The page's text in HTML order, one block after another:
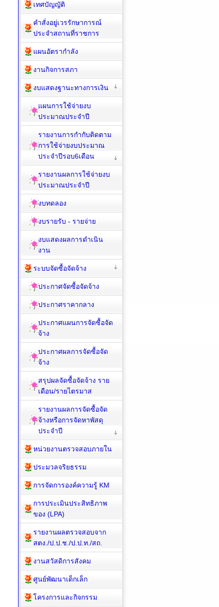
เทศบัญญัติ
คำสั่งอยู่เวรรักษาการณ์
ประจำสถานที่ราชการ
แผนอัตรากำลัง
งานกิจการสภา
งบแสดงฐานะทางการเงิน
แผนการใช้จ่ายงบ
ประมาณประจำปี
รายงานการกำกับติดตาม
การใช้จ่ายงบประมาณ
ประจำปีรอบ6เดือน
รายงานผลการใช้จ่ายงบ
ประมาณประจำปี
งบทดลอง
งบรายรับ - รายจ่าย
งบแสดงผลการดำเนิน
งาน
ระบบจัดซื้อจัดจ้าง
ประกาศจัดซื้อจัดจ้าง
ประกาศราคากลาง
ประกาศแผนการจัดซื้อจัด
จ้าง
ประกาศผลการจัดซื้อจัด
จ้าง
สรุปผลจัดซื้อจัดจ้าง ราย
เดือน/รายไตรมาส
รายงานผลการจัดซื้อจัด
จ้างหรือการจัดหาพัสดุ
ประจำปี
หน่วยงานตรวจสอบภายใน
ประมวลจริยธรรม
การจัดการองค์ความรู้ KM
การประเมินประสิทธิภาพ
ของ (LPA)
รายงานผลตรวจสอบจาก
สตง./ป.ป.ช./ป.ป.ท./สถ.
งานสวัสดิการสังคม
ศูนย์พัฒนาเด็กเล็ก
โครงการและกิจกรรม